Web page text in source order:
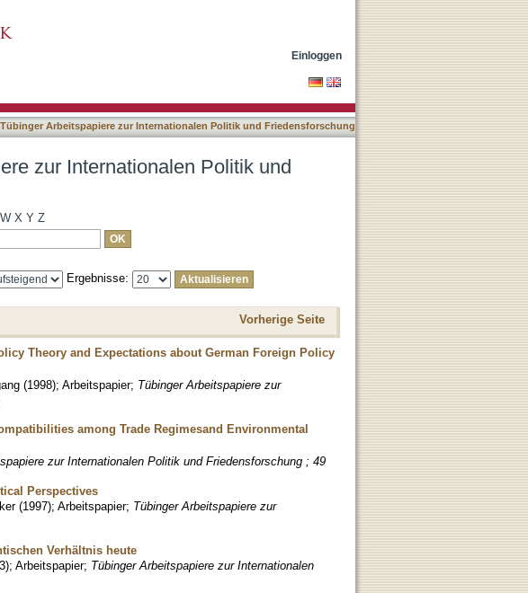
Einloggen
Tübinger Arbeitspapiere zur Internationalen Politik und Friedensforschung
zur Internationalen Politik und
W X Y Z
Ergebnisse:
Vorherige Seite
Theory and Expectations about German Foreign Policy
(1998); Arbeitspapier; Tübinger Arbeitspapiere zur
among Trade Regimesand Environmental
zur Internationalen Politik und Friedensforschung ; 49
Perspectives
(1997); Arbeitspapier; Tübinger Arbeitspapiere zur
Verhältnis heute
); Arbeitspapier; Tübinger Arbeitspapiere zur Internationalen